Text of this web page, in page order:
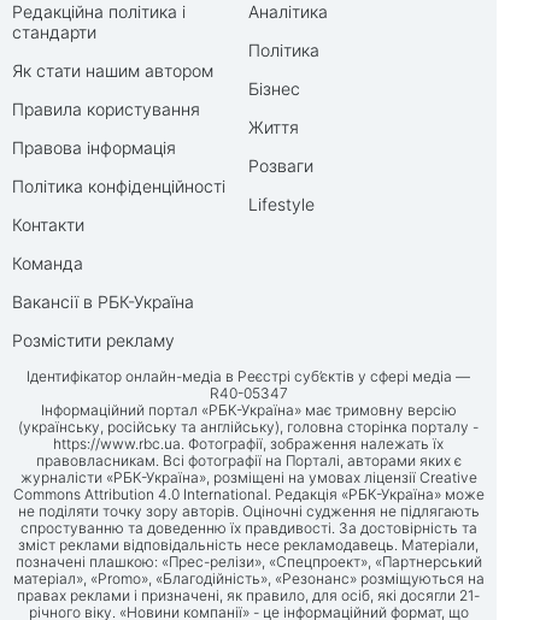
Редакційна політика і
стандарти
Як стати нашим автором
Правила користування
Правова інформація
Політика конфіденційності
Контакти
Команда
Вакансії в РБК-Україна
Розмістити рекламу
Аналітика
Політика
Бізнес
Життя
Розваги
Lifestyle
Ідентифікатор онлайн-медіа в Реєстрі суб’єктів у сфері медіа —
R40-05347
Інформаційний портал «РБК-Україна» має тримовну версію
(українську, російську та англійську), головна сторінка порталу -
https://www.rbc.ua. Фотографії, зображення належать їх
правовласникам. Всі фотографії на Порталі, авторами яких є
журналісти «РБК-Україна», розміщені на умовах ліцензії Creative
Commons Attribution 4.0 International. Редакція «РБК-Україна» може
не поділяти точку зору авторів. Оціночні судження не підлягають
спростуванню та доведенню їх правдивості. За достовірність та
зміст реклами відповідальність несе рекламодавець. Матеріали,
позначені плашкою: «Прес-релізи», «Спецпроект», «Партнерський
матеріал», «Promo», «Благодійність», «Резонанс» розміщуються на
правах реклами і призначені, як правило, для осіб, які досягли 21-
річного віку. «Новини компанії» - це інформаційний формат, що